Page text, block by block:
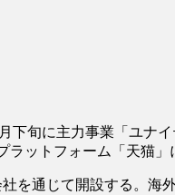
旬に主力事業「ユナ
ットフォーム「天猫」
通じて開設する。海